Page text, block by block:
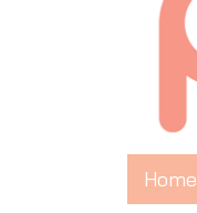
Home